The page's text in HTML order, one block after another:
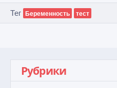
Тег Беременность тест
Рубрики